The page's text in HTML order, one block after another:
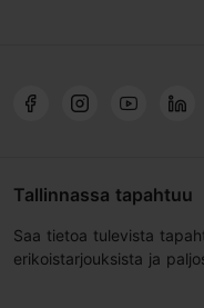
Tallinnassa tapahtuu
Saa tietoa tulevista
erikoistarjouksista ja